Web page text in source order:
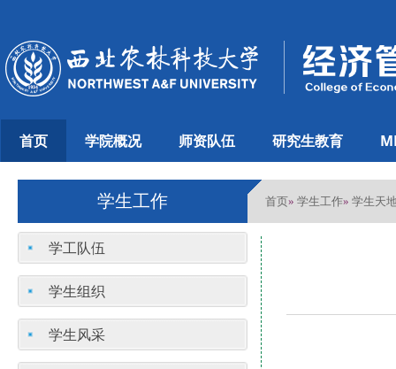
首页 学院概况 师资队伍 研究生教育
学生工作 首页» 学生工作» 学生天
学工队伍
学生组织
学生风采